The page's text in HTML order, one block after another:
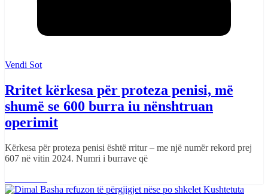
Vendi Sot
Rritet kërkesa për proteza penisi, më
shumë se 600 burra iu nënshtruan
operimit
Kërkesa për proteza penisi është rritur – me një numër rekord prej
607 në vitin 2024. Numri i burrave që